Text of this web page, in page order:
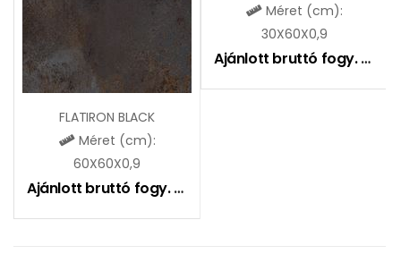
FLATIRON BLACK
Méret (cm):
60X60X0,9
Ajánlott bruttó fogy. ár:
Méret (cm):
30X60X0,9
Ajánlott bruttó fogy. ár: